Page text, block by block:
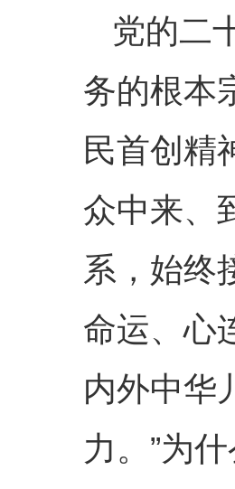
党的二
务的根本
民首创精
众中来、
系，始终
命运、心
内外中华
力。”为